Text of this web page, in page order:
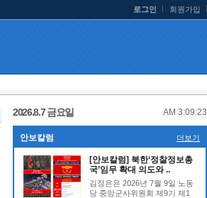
로그인 회원가입
2026.8.7 금요일 AM 3:09:24
안보칼럼 더보기
[안보칼럼] 북한‘정찰정보총
국’임무 확대 의도와 ..
김정은은 2026년 7월 9일 노동
당 중앙군사위원회 제9기 제1